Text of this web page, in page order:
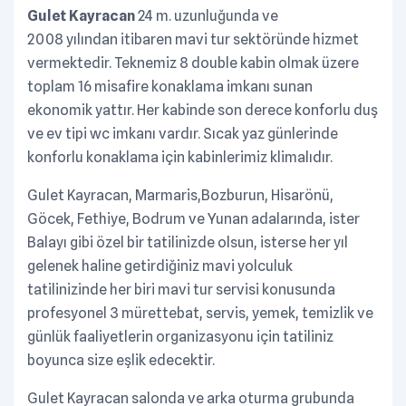
Gulet Kayracan24 m. uzunluğunda ve
2008 yılından itibaren mavi tur sektöründe hizmet
vermektedir. Teknemiz 8 double kabin olmak üzere
toplam 16 misafire konaklama imkanı sunan
ekonomik yattır. Her kabinde son derece konforlu duş
ve ev tipi wc imkanı vardır. Sıcak yaz günlerinde
konforlu konaklama için kabinlerimiz klimalıdır.
Gulet Kayracan, Marmaris,Bozburun, Hisarönü,
Göcek, Fethiye, Bodrum ve Yunan adalarında, ister
Balayı gibi özel bir tatilinizde olsun, isterse her yıl
gelenek haline getirdiğiniz mavi yolculuk
tatilinizinde her biri mavi tur servisi konusunda
profesyonel 3 mürettebat, servis, yemek, temizlik ve
günlük faaliyetlerin organizasyonu için tatiliniz
boyunca size eşlik edecektir.
Gulet Kayracan salonda ve arka oturma grubunda